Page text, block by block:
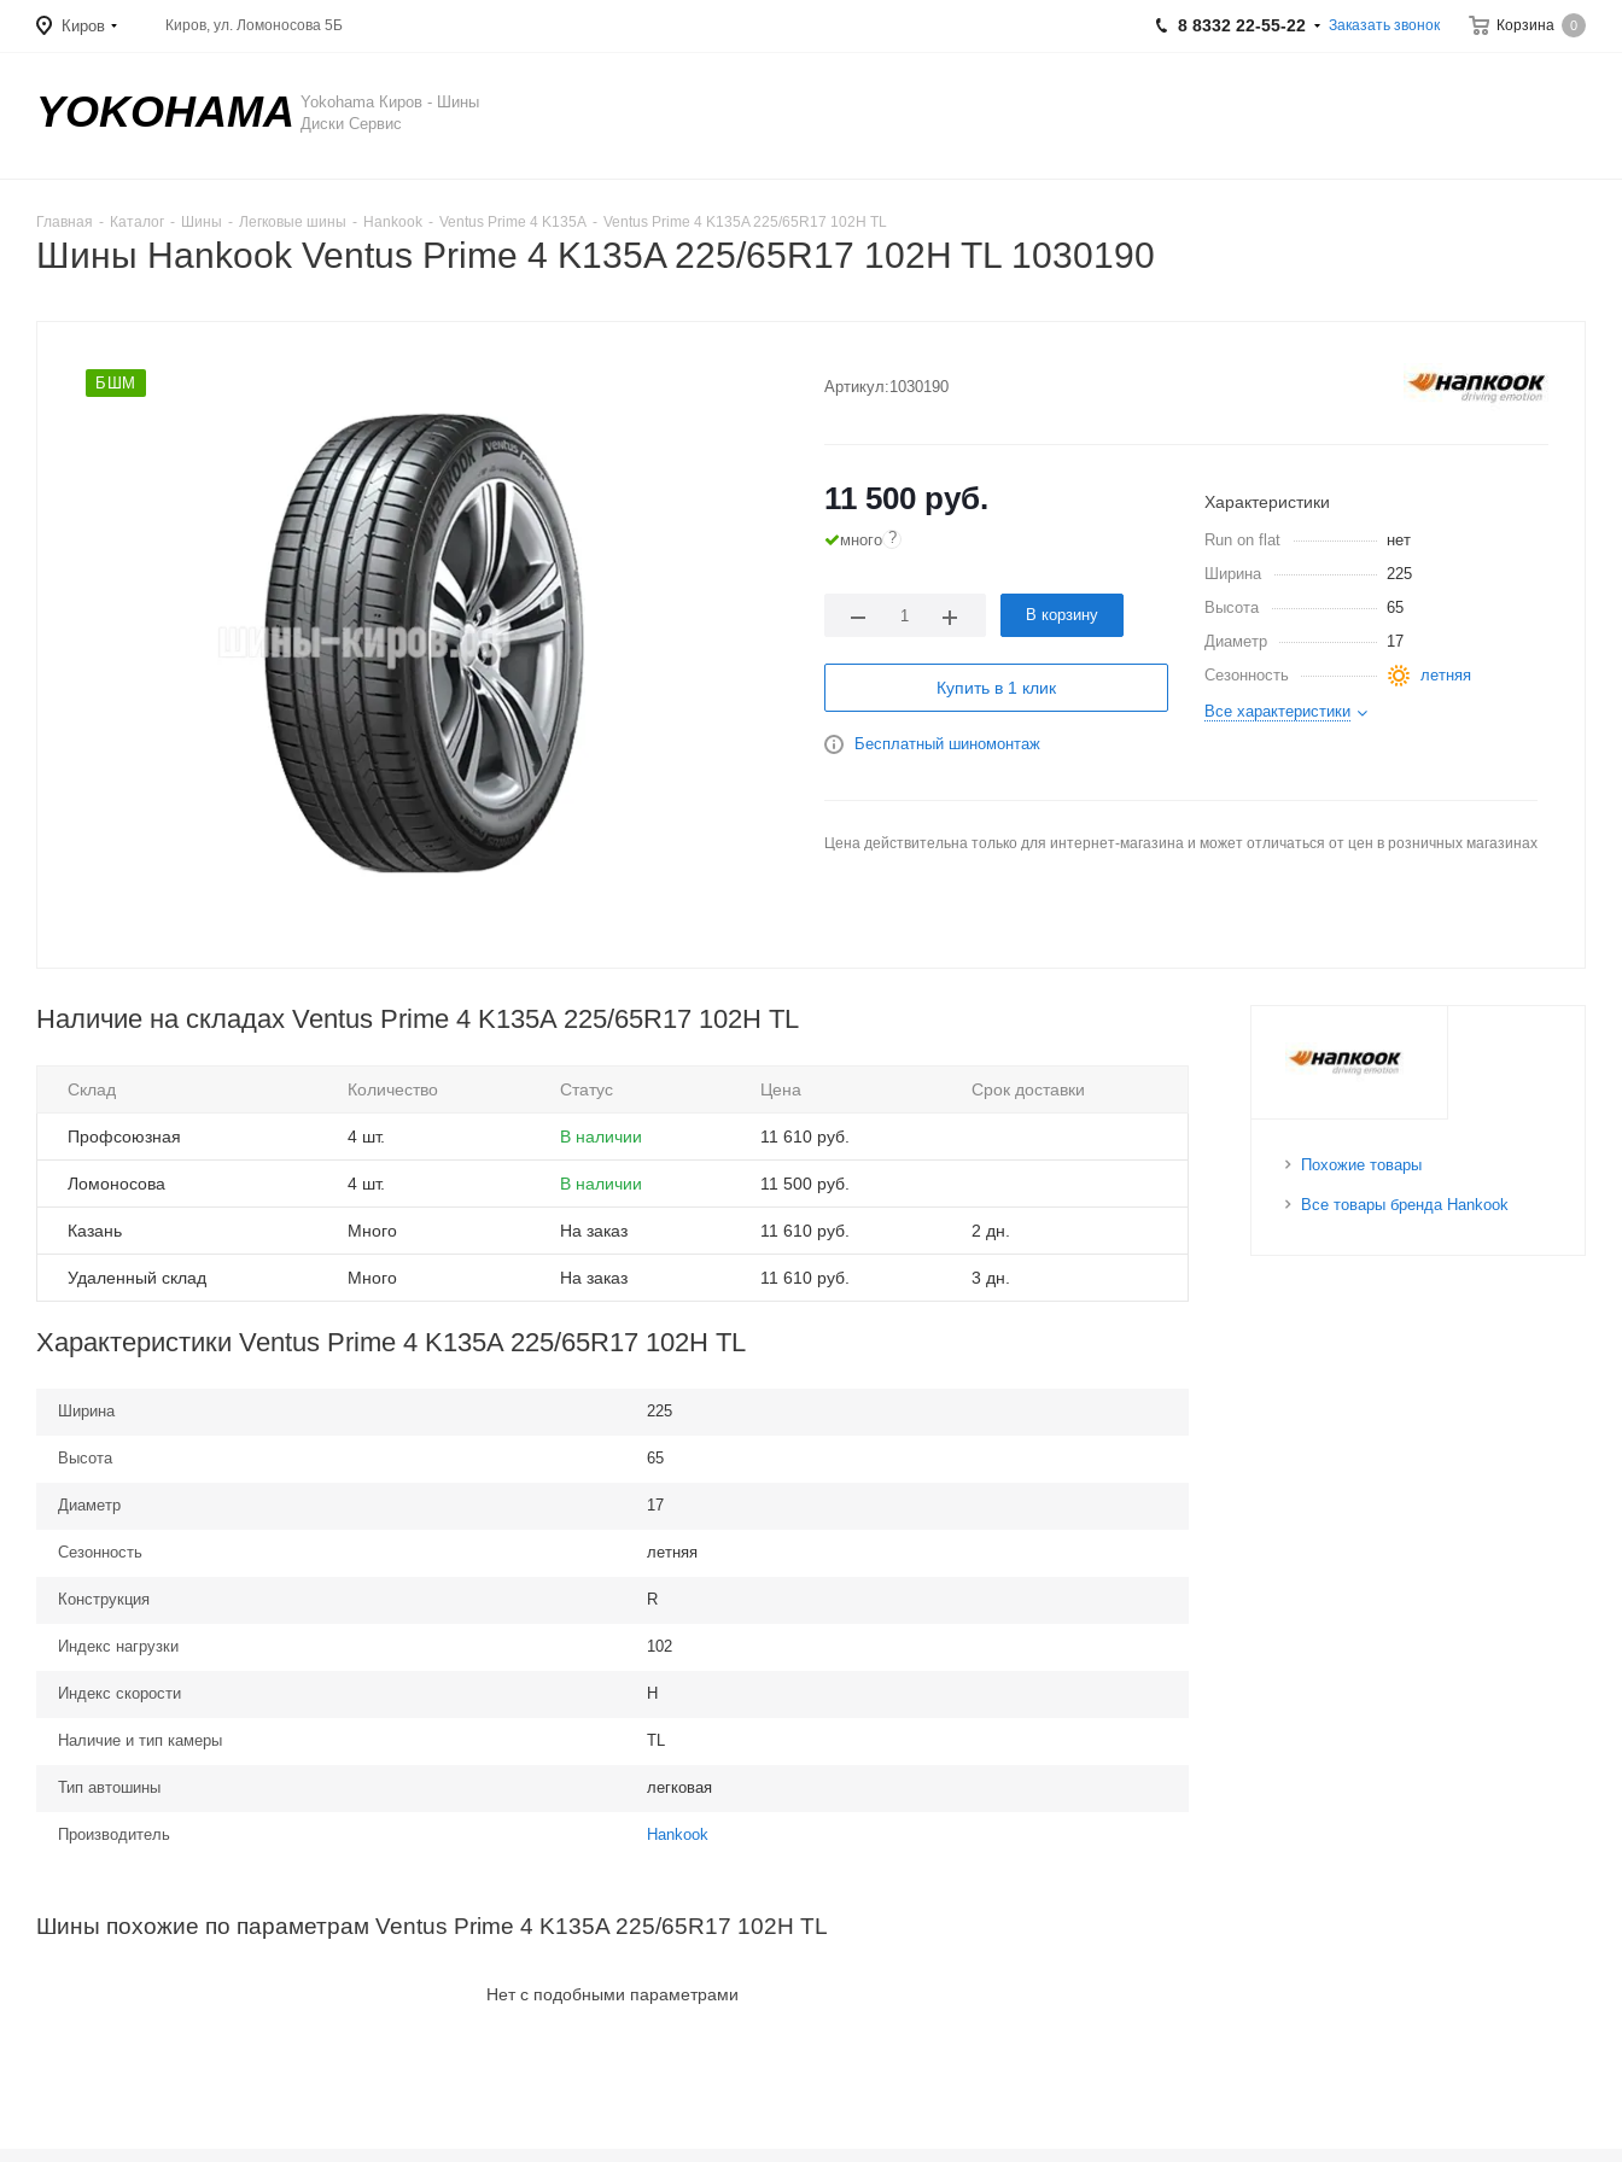
Киров Корзина 0
Киров, ул. Ломоносова 5Б 8 8332 22-55-22 Заказать звонок
YOKOHAMA Yokohama Киров - Шины
Диски Сервис
Главная - Каталог - Шины - Легковые шины - Hankook - Ventus Prime 4 K135A - Ventus Prime 4 K135A 225/65R17 102H TL
Шины Hankook Ventus Prime 4 K135A 225/65R17 102H TL 1030190
БШМ Артикул:1030190
11 500 руб.
много ?
В корзину
Купить в 1 клик
Бесплатный шиномонтаж
Характеристики
Run on flat
нет
Ширина
225
Высота
65
Диаметр
17
Сезонность
летняя
Все характеристики
Цена действительна только для интернет-магазина и может отличаться от цен в розничных магазинах
Наличие на складах Ventus Prime 4 K135A 225/65R17 102H TL
Склад Количество Статус Цена Срок доставки
Профсоюзная 4 шт. В наличии 11 610 руб.
Ломоносова 4 шт. В наличии 11 500 руб.
Казань Много На заказ 11 610 руб. 2 дн.
Удаленный склад Много На заказ 11 610 руб. 3 дн.
Характеристики Ventus Prime 4 K135A 225/65R17 102H TL
Ширина 225
Высота 65
Диаметр 17
Сезонность летняя
Конструкция R
Индекс нагрузки 102
Индекс скорости H
Наличие и тип камеры TL
Тип автошины легковая
Производитель Hankook
Шины похожие по параметрам Ventus Prime 4 K135A 225/65R17 102H TL
Нет с подобными параметрами
Похожие товары
Все товары бренда Hankook